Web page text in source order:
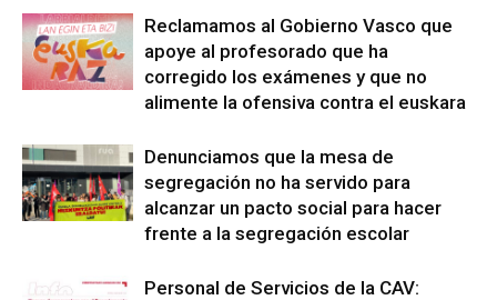
Reclamamos al Gobierno Vasco que
apoye al profesorado que ha
corregido los exámenes y que no
alimente la ofensiva contra el euskara
Denunciamos que la mesa de
segregación no ha servido para
alcanzar un pacto social para hacer
frente a la segregación escolar
Personal de Servicios de la CAV: